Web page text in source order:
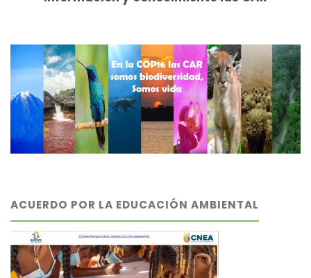
ACUERDO POR LA EDUCACIÓN AMBIENTAL